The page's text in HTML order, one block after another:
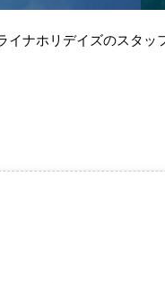
イナホリデイズのスタッ